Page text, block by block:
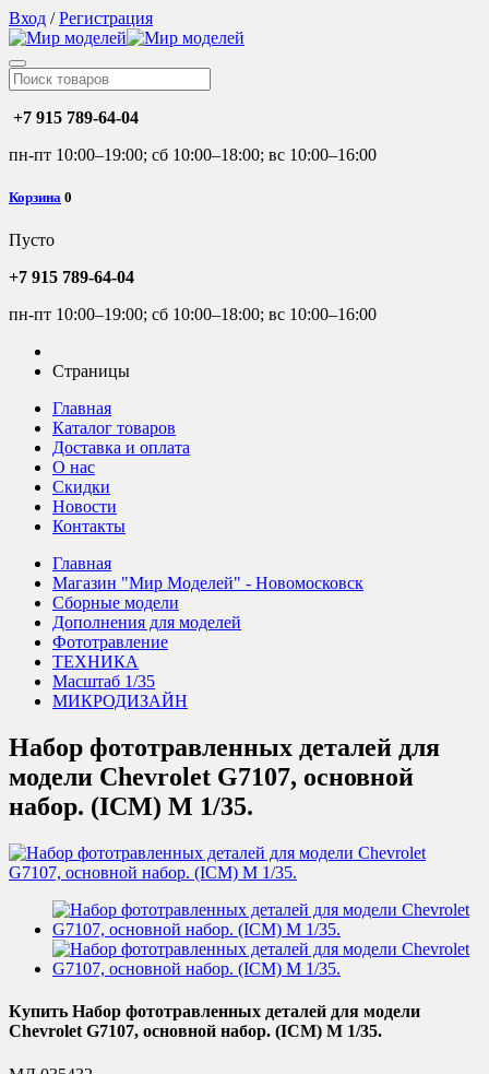
Вход /Регистрация
+7 915 789-64-04
пн-пт 10:00–19:00; сб 10:00–18:00; вс 10:00–16:00
Корзина 0
Пусто
+7 915 789-64-04
пн-пт 10:00–19:00; сб 10:00–18:00; вс 10:00–16:00
Страницы
Главная
Каталог товаров
Доставка и оплата
О нас
Скидки
Новости
Контакты
Главная
Магазин "Мир Моделей" - Новомосковск
Сборные модели
Дополнения для моделей
Фототравление
ТЕХНИКА
Масштаб 1/35
МИКРОДИЗАЙН
Набор фототравленных деталей для
модели Chevrolet G7107, основной
набор. (ICM) М 1/35.
Купить Набор фототравленных деталей для модели
Chevrolet G7107, основной набор. (ICM) М 1/35.